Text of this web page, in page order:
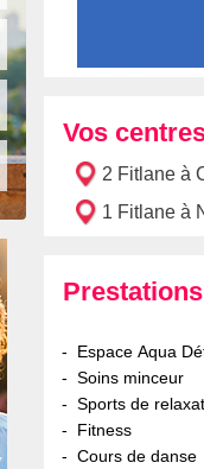
Vos
2 Fitlane à
1 Fitlane à
Espace Aqua
Soins minceur
Sports de
Fitness
Cours de danse